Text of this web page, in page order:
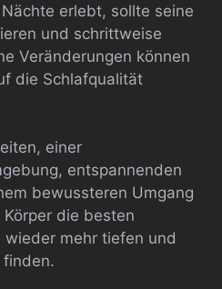
erlebt, sollte seine
und schrittweise
Veränderungen können
die Schlafqualität
einer
entspannenden
bewussteren Umgang
die besten
mehr tiefen und
finden.